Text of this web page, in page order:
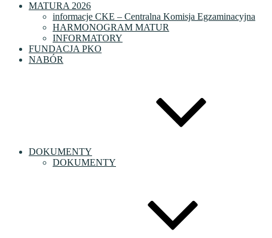
MATURA 2026
informacje CKE – Centralna Komisja Egzaminacyjna
HARMONOGRAM MATUR
INFORMATORY
FUNDACJA PKO
NABÓR
DOKUMENTY
DOKUMENTY